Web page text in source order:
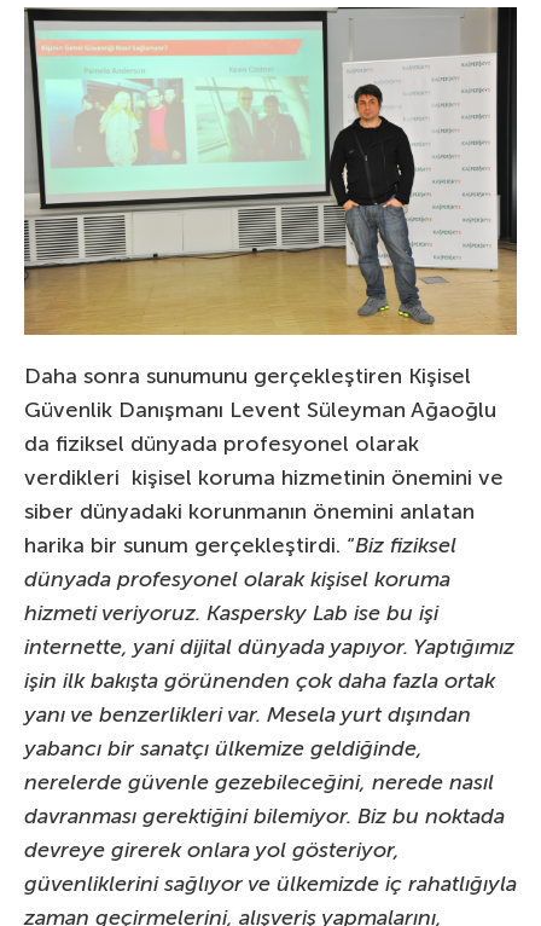
Daha sonra sunumunu gerçekleştiren Kişisel
Güvenlik Danışmanı Levent Süleyman Ağaoğlu
da fiziksel dünyada profesyonel olarak
verdikleri kişisel koruma hizmetinin önemini ve
siber dünyadaki korunmanın önemini anlatan
harika bir sunum gerçekleştirdi. “Biz fiziksel
dünyada profesyonel olarak kişisel koruma
hizmeti veriyoruz. Kaspersky Lab ise bu işi
internette, yani dijital dünyada yapıyor. Yaptığımız
işin ilk bakışta görünenden çok daha fazla ortak
yanı ve benzerlikleri var. Mesela yurt dışından
yabancı bir sanatçı ülkemize geldiğinde,
nerelerde güvenle gezebileceğini, nerede nasıl
davranması gerektiğini bilemiyor. Biz bu noktada
devreye girerek onlara yol gösteriyor,
güvenliklerini sağlıyor ve ülkemizde iç rahatlığıyla
zaman geçirmelerini, alışveriş yapmalarını,